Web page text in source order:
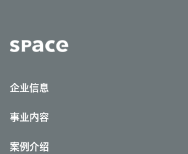
企业信息
事业内容
案例介绍